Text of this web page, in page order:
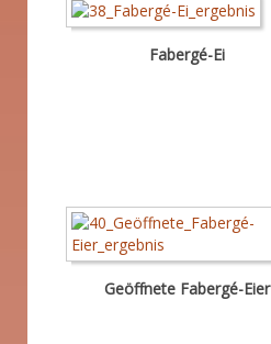
Fabergé-Ei
Geöffnete Fabergé-Eier